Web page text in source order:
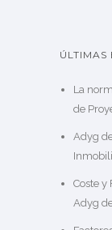
ÚLTIMAS
La
de
Adyg
Coste y
Adyg